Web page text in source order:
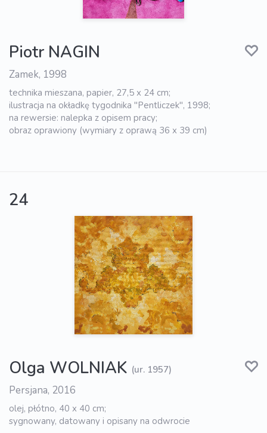
Piotr NAGIN
Zamek, 1998
technika mieszana, papier, 27,5 x 24 cm;
ilustracja na okładkę tygodnika "Pentliczek", 1998;
na rewersie: nalepka z opisem pracy;
obraz oprawiony (wymiary z oprawą 36 x 39 cm)
24
Olga WOLNIAK (ur. 1957)
Persjana, 2016
olej, płótno, 40 x 40 cm;
sygnowany, datowany i opisany na odwrocie